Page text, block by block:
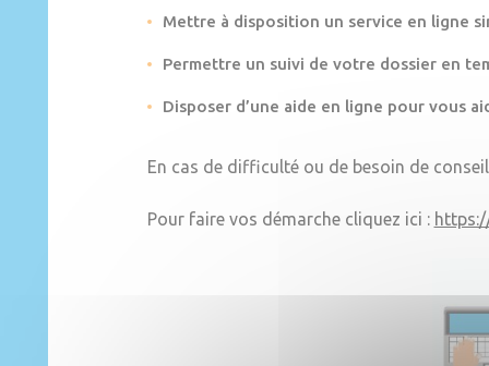
Mettre à disposition un service en ligne
Permettre un suivi de votre dossier en
Disposer d’une aide en ligne pour vous
En cas de difficulté ou de besoin de
Pour faire vos démarche cliquez ici :